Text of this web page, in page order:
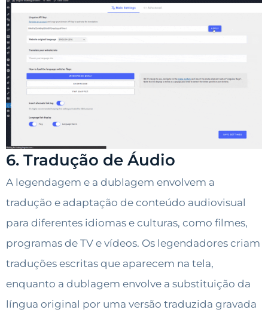
6. Tradução de Áudio
A legendagem e a dublagem envolvem a
tradução e adaptação de conteúdo audiovisual
para diferentes idiomas e culturas, como filmes,
programas de TV e vídeos. Os legendadores criam
traduções escritas que aparecem na tela,
enquanto a dublagem envolve a substituição da
língua original por uma versão traduzida gravada